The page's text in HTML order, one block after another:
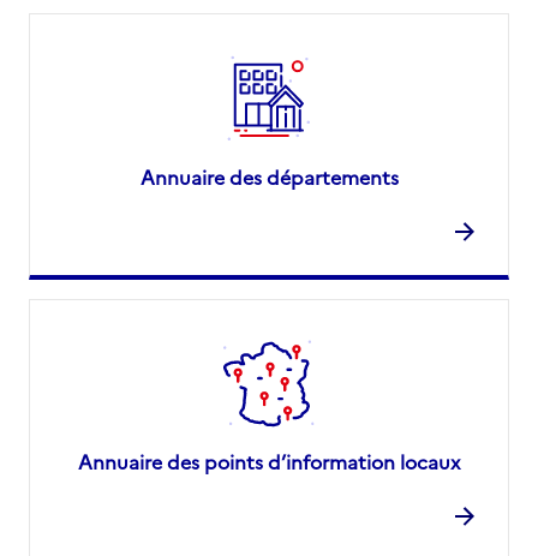
Annuaire des départements
Annuaire des points d’information locaux